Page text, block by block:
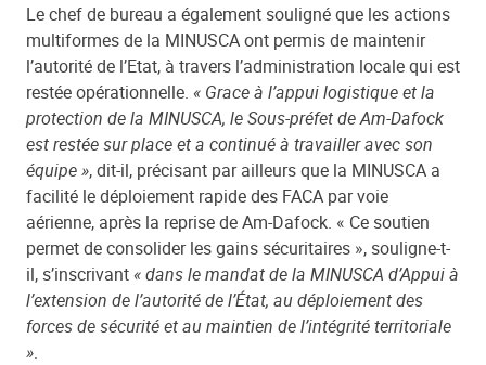
Le chef de bureau a également souligné que les actions
multiformes de la MINUSCA ont permis de maintenir
l’autorité de l’Etat, à travers l’administration locale qui est
restée opérationnelle. « Grace à l’appui logistique et la
protection de la MINUSCA, le Sous-préfet de Am-Dafock
est restée sur place et a continué à travailler avec son
équipe », dit-il, précisant par ailleurs que la MINUSCA a
facilité le déploiement rapide des FACA par voie
aérienne, après la reprise de Am-Dafock. « Ce soutien
permet de consolider les gains sécuritaires », souligne-t-
il, s’inscrivant« dans le mandat de la MINUSCA d’Appui à
l’extension de l’autorité de l’État, au déploiement des
forces de sécurité et au maintien de l’intégrité territoriale
».